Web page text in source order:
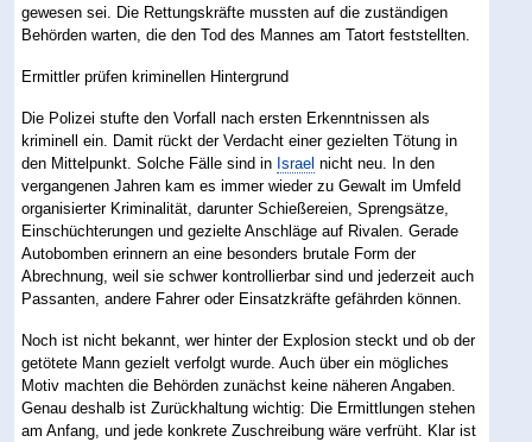
gewesen sei. Die Rettungskräfte mussten auf die zuständigen
Behörden warten, die den Tod des Mannes am Tatort feststellten.
Ermittler prüfen kriminellen Hintergrund
Die Polizei stufte den Vorfall nach ersten Erkenntnissen als
kriminell ein. Damit rückt der Verdacht einer gezielten Tötung in
den Mittelpunkt. Solche Fälle sind in Israel nicht neu. In den
vergangenen Jahren kam es immer wieder zu Gewalt im Umfeld
organisierter Kriminalität, darunter Schießereien, Sprengsätze,
Einschüchterungen und gezielte Anschläge auf Rivalen. Gerade
Autobomben erinnern an eine besonders brutale Form der
Abrechnung, weil sie schwer kontrollierbar sind und jederzeit auch
Passanten, andere Fahrer oder Einsatzkräfte gefährden können.
Noch ist nicht bekannt, wer hinter der Explosion steckt und ob der
getötete Mann gezielt verfolgt wurde. Auch über ein mögliches
Motiv machten die Behörden zunächst keine näheren Angaben.
Genau deshalb ist Zurückhaltung wichtig: Die Ermittlungen stehen
am Anfang, und jede konkrete Zuschreibung wäre verfrüht. Klar ist